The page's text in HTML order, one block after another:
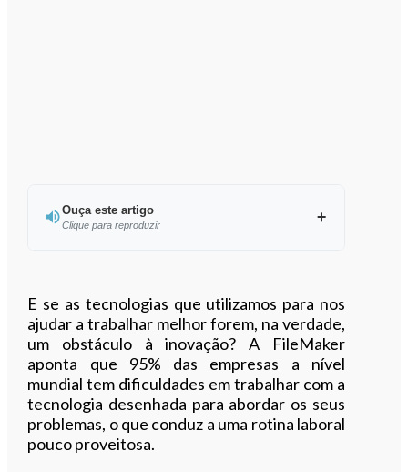
Ouça este artigo
Clique para reproduzir
E se as tecnologias que utilizamos para nos
ajudar a trabalhar melhor forem, na verdade,
um obstáculo à inovação? A FileMaker
aponta que 95% das empresas a nível
mundial tem dificuldades em trabalhar com a
tecnologia desenhada para abordar os seus
problemas, o que conduz a uma rotina laboral
pouco proveitosa.